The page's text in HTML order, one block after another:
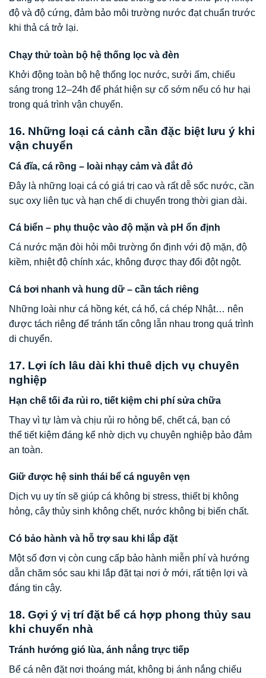
độ và độ cứng, đảm bảo môi trường nước đạt chuẩn trước
khi thả cá trở lại.
Chạy thử toàn bộ hệ thống lọc và đèn
Khởi động toàn bộ hệ thống lọc nước, sưởi ấm, chiếu
sáng trong 12–24h để phát hiện sự cố sớm nếu có hư hại
trong quá trình vận chuyển.
16. Những loại cá cảnh cần đặc biệt lưu ý khi
vận chuyển
Cá đĩa, cá rồng – loài nhạy cảm và đắt đỏ
Đây là những loại cá có giá trị cao và rất dễ sốc nước, cần
sục oxy liên tục và hạn chế di chuyển trong thời gian dài.
Cá biển – phụ thuộc vào độ mặn và pH ổn định
Cá nước mặn đòi hỏi môi trường ổn định với độ mặn, độ
kiềm, nhiệt độ chính xác, không được thay đổi đột ngột.
Cá bơi nhanh và hung dữ – cần tách riêng
Những loài như cá hồng két, cá hổ, cá chép Nhật… nên
được tách riêng để tránh tấn công lẫn nhau trong quá trình
di chuyển.
17. Lợi ích lâu dài khi thuê dịch vụ chuyên
nghiệp
Hạn chế tối đa rủi ro, tiết kiệm chi phí sửa chữa
Thay vì tự làm và chịu rủi ro hỏng bể, chết cá, bạn có
thể tiết kiệm đáng kể nhờ dịch vụ chuyên nghiệp bảo đảm
an toàn.
Giữ được hệ sinh thái bể cá nguyên vẹn
Dịch vụ uy tín sẽ giúp cá không bị stress, thiết bị không
hỏng, cây thủy sinh không chết, nước không bị biến chất.
Có bảo hành và hỗ trợ sau khi lắp đặt
Một số đơn vị còn cung cấp bảo hành miễn phí và hướng
dẫn chăm sóc sau khi lắp đặt tại nơi ở mới, rất tiện lợi và
đáng tin cậy.
18. Gợi ý vị trí đặt bể cá hợp phong thủy sau
khi chuyển nhà
Tránh hướng gió lùa, ánh nắng trực tiếp
Bể cá nên đặt nơi thoáng mát, không bị ánh nắng chiếu